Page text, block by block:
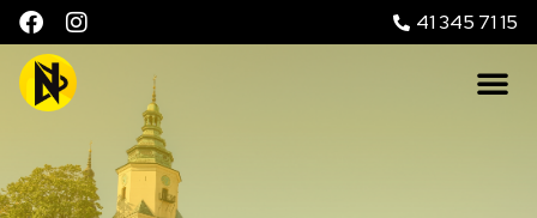
41 345 71 15